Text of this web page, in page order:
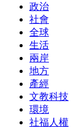
政治
社會
全球
生活
兩岸
地方
產經
文教科技
環境
社福人權